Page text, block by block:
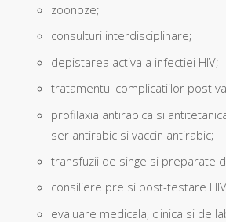
zoonoze;
consulturi interdisciplinare;
depistarea activa a infectiei HIV;
tratamentul complicatiilor post
profilaxia antirabica si
ser antirabic si vaccin antirabic;
transfuzii de singe si preparate
consiliere pre si post-testare
evaluare medicala, clinica si de